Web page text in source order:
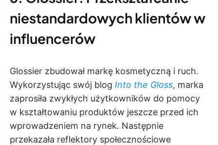
niestandardowych klientów w
influencerów
Glossier zbudował markę kosmetyczną i ruch.
Wykorzystując swój blog Into the Gloss, marka
zaprosiła zwykłych użytkowników do pomocy
w kształtowaniu produktów jeszcze przed ich
wprowadzeniem na rynek. Następnie
przekazała reflektory społecznościowe